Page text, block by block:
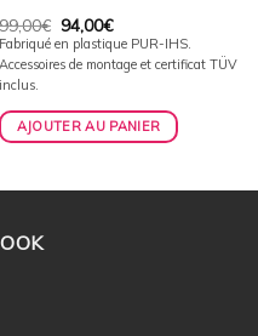
99,00€ Le
prix
initial
était :
94,00€Le
prix
actuel
est :
Fabriqué en plastique PUR-IHS.
Accessoires de montage et certificat TÜV
inclus.
AJOUTER AU PANIER